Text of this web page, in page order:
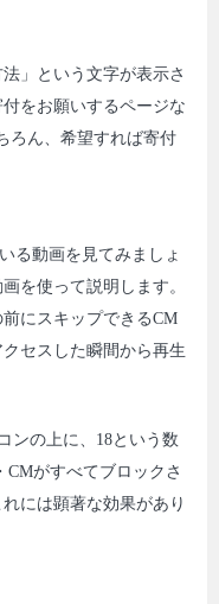
」という文字が表示さ
をお願いするページな
ろん、希望すれば寄付
る動画を見てみましょ
を使って説明します。
にスキップできるCM
セスした瞬間から再生
ンの上に、18という数
がすべてブロックさ
には顕著な効果があり